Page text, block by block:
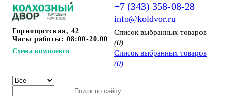
Горнощитская, 42
Часы работы: 08:00-20.00
Схема комплекса
+7 (343) 358-08-28
info@koldvor.ru
Cписок выбранных товаров
(0)
Cписок выбранных товаров
(0)